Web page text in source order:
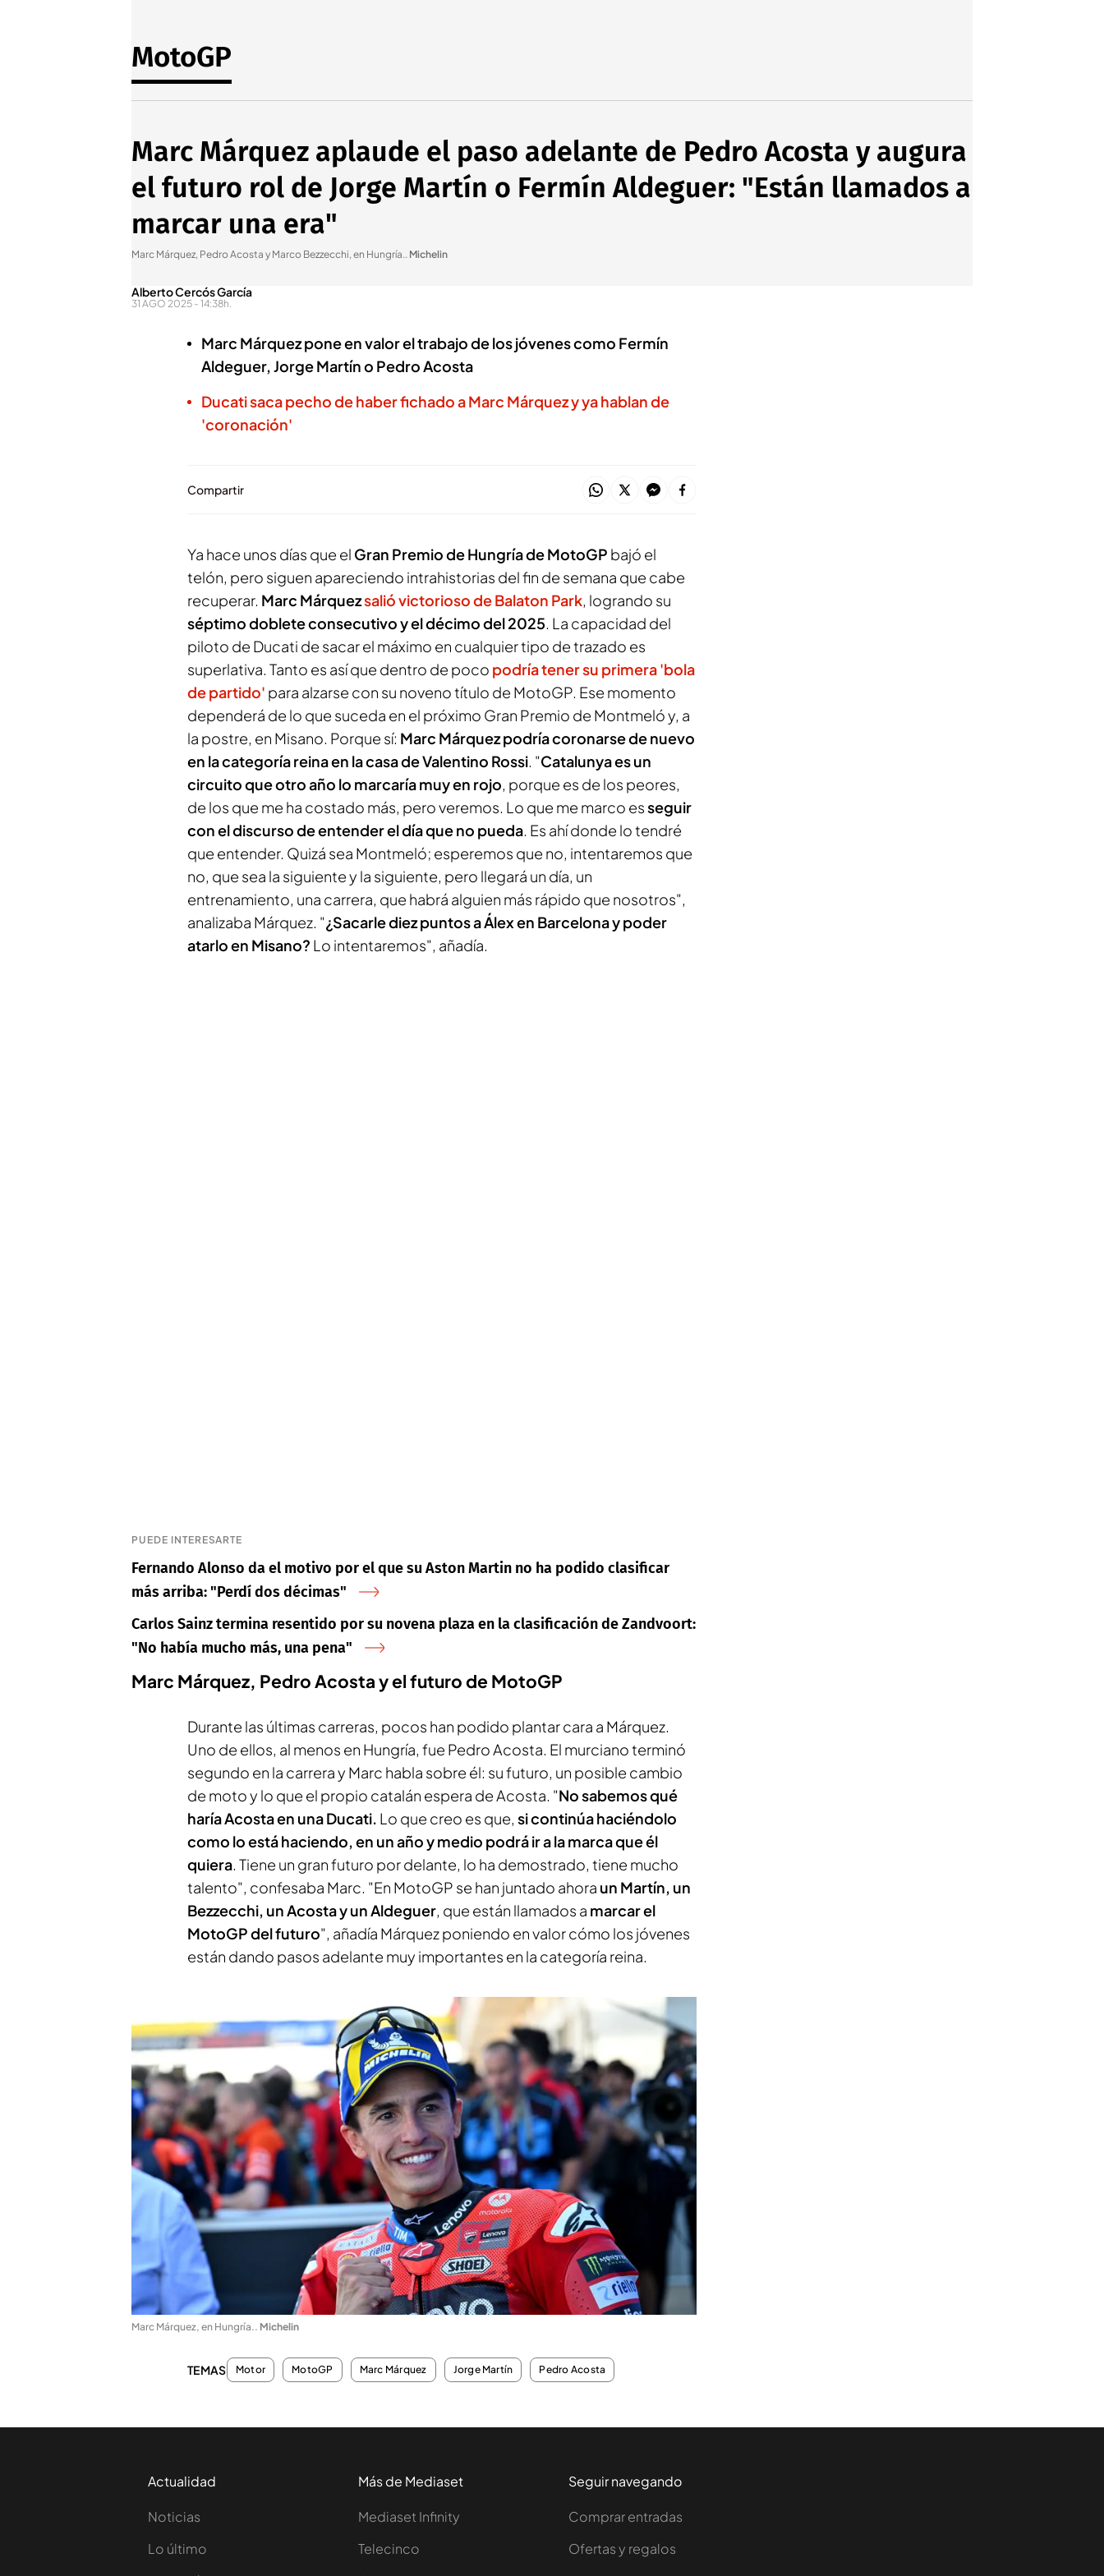
MotoGP
Marc Márquez aplaude el paso adelante de Pedro Acosta y augura
el futuro rol de Jorge Martín o Fermín Aldeguer: "Están llamados a
marcar una era"
Marc Márquez, Pedro Acosta y Marco Bezzecchi, en Hungría.. Michelin
Alberto Cercós García
31 AGO 2025 - 14:38h.
Marc Márquez pone en valor el trabajo de los jóvenes como Fermín
Aldeguer, Jorge Martín o Pedro Acosta
Ducati saca pecho de haber fichado a Marc Márquez y ya hablan de
'coronación'
Compartir
Ya hace unos días que el Gran Premio de Hungría de MotoGP bajó el
telón, pero siguen apareciendo intrahistorias del fin de semana que cabe
recuperar. Marc Márquezsalió victorioso de Balaton Park, logrando su
séptimo doblete consecutivo y el décimo del 2025. La capacidad del
piloto de Ducati de sacar el máximo en cualquier tipo de trazado es
superlativa. Tanto es así que dentro de poco podría tener su primera 'bola
de partido' para alzarse con su noveno título de MotoGP. Ese momento
dependerá de lo que suceda en el próximo Gran Premio de Montmeló y, a
la postre, en Misano. Porque sí: Marc Márquez podría coronarse de nuevo
en la categoría reina en la casa de Valentino Rossi. "Catalunya es un
circuito que otro año lo marcaría muy en rojo, porque es de los peores,
de los que me ha costado más, pero veremos. Lo que me marco esseguir
con el discurso de entender el día que no pueda. Es ahí donde lo tendré
que entender. Quizá sea Montmeló; esperemos que no, intentaremos que
no, que sea la siguiente y la siguiente, pero llegará un día, un
entrenamiento, una carrera, que habrá alguien más rápido que nosotros",
analizaba Márquez. "¿Sacarle diez puntos a Álex en Barcelona y poder
atarlo en Misano? Lo intentaremos", añadía.
PUEDE INTERESARTE
Fernando Alonso da el motivo por el que su Aston Martin no ha podido clasificar
más arriba: "Perdí dos décimas"
Carlos Sainz termina resentido por su novena plaza en la clasificación de Zandvoort:
"No había mucho más, una pena"
Marc Márquez, Pedro Acosta y el futuro de MotoGP
Durante las últimas carreras, pocos han podido plantar cara a Márquez.
Uno de ellos, al menos en Hungría, fue Pedro Acosta. El murciano terminó
segundo en la carrera y Marc habla sobre él: su futuro, un posible cambio
de moto y lo que el propio catalán espera de Acosta. "No sabemos qué
haría Acosta en una Ducati. Lo que creo es que, si continúa haciéndolo
como lo está haciendo, en un año y medio podrá ir a la marca que él
quiera. Tiene un gran futuro por delante, lo ha demostrado, tiene mucho
talento", confesaba Marc. "En MotoGP se han juntado ahora un Martín, un
Bezzecchi, un Acosta y un Aldeguer, que están llamados a marcar el
MotoGP del futuro", añadía Márquez poniendo en valor cómo los jóvenes
están dando pasos adelante muy importantes en la categoría reina.
Marc Márquez, en Hungría.. Michelin
TEMAS Motor MotoGP Marc Márquez Jorge Martín Pedro Acosta
Actualidad
Noticias
Lo último
Más de Mediaset
Mediaset Infinity
Telecinco
Seguir navegando
Comprar entradas
Ofertas y regalos